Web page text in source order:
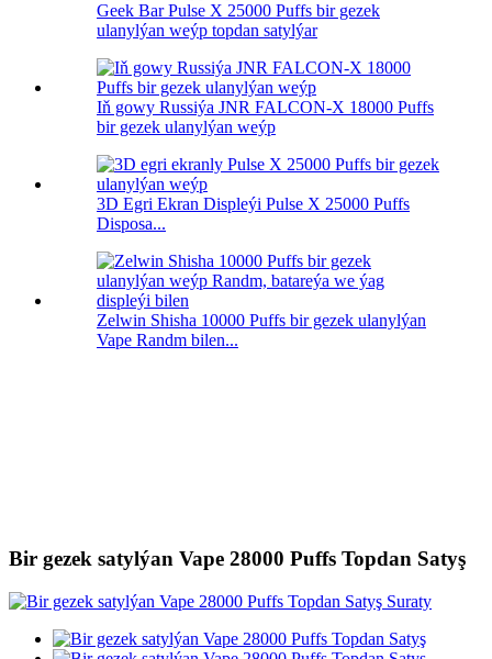
Geek Bar Pulse X 25000 Puffs bir gezek
ulanylýan weýp topdan satylýar
Iň gowy Russiýa JNR FALCON-X 18000 Puffs
bir gezek ulanylýan weýp
3D Egri Ekran Displeýi Pulse X 25000 Puffs
Disposa...
Zelwin Shisha 10000 Puffs bir gezek ulanylýan
Vape Randm bilen...
Bir gezek satylýan Vape 28000 Puffs Topdan Satyş